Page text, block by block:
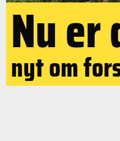
Nu er
nyt om